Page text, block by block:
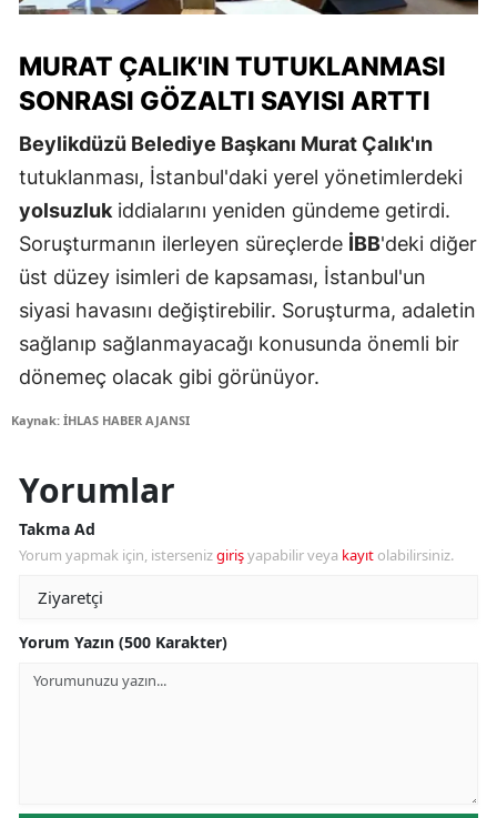
MURAT ÇALIK'IN TUTUKLANMASI
SONRASI GÖZALTI SAYISI ARTTI
Beylikdüzü Belediye Başkanı Murat Çalık'ın
tutuklanması, İstanbul'daki yerel yönetimlerdeki
yolsuzluk iddialarını yeniden gündeme getirdi.
Soruşturmanın ilerleyen süreçlerde İBB'deki diğer
üst düzey isimleri de kapsaması, İstanbul'un
siyasi havasını değiştirebilir. Soruşturma, adaletin
sağlanıp sağlanmayacağı konusunda önemli bir
dönemeç olacak gibi görünüyor.
Kaynak: İHLAS HABER AJANSI
Yorumlar
Takma Ad
Yorum yapmak için, istersenizgirişyapabilir veya kayıt olabilirsiniz.
Yorum Yazın (500 Karakter)